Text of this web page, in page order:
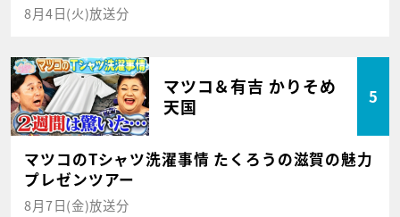
8月4日(火)放送分
マツコ＆有吉 かりそめ
天国
5
マツコのTシャツ洗濯事情 たくろうの滋賀の魅力
プレゼンツアー
8月7日(金)放送分